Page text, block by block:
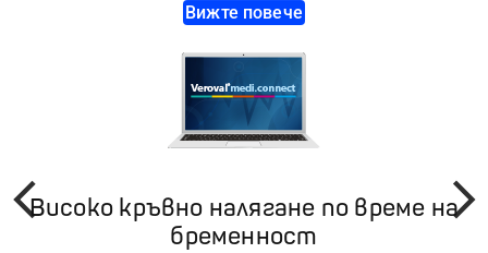
Вижте повече
НазадВисоко кръвно налягане по време на
бременност